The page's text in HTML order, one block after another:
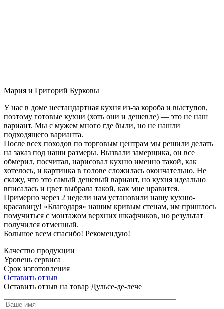
Мария и Григорий Бурковы
У нас в доме нестандартная кухня из-за короба и выступов,
поэтому готовые кухни (хоть они и дешевле) — это не наш
вариант. Мы с мужем много где были, но не нашли
подходящего варианта.
После всех походов по торговым центрам мы решили делать
на заказ под наши размеры. Вызвали замерщика, он все
обмерил, посчитал, нарисовал кухню именно такой, как
хотелось, и картинка в голове сложилась окончательно. Не
скажу, что это самый дешевый вариант, но кухня идеально
вписалась и цвет выбрала такой, как мне нравится.
Примерно через 2 недели нам установили нашу кухню-
красавицу! «Благодаря» нашим кривым стенам, им пришлось
помучиться с монтажом верхних шкафчиков, но результат
получился отменный.
Большое всем спасибо! Рекомендую!
Качество продукции
Уровень сервиса
Срок изготовления
Оставить отзыв
Оставить отзыв на товар Дульсе-де-лече